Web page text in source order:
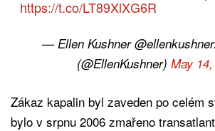
https://t.co/LT89XlXG6R
— Ellen Kushner
(@EllenKushner) May
Zákaz kapalin byl zaveden po celém
bylo v srpnu 2006 zmařeno